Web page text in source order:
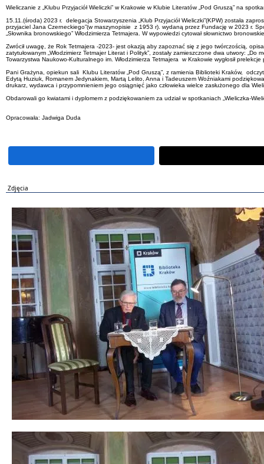
Wieliczanie z „Klubu Przyjaciół Wieliczki” w Krakowie w Klubie Literatów „Pod Gruszą” na
15.11.(środa) 2023 r. delegacja Stowarzyszenia „Klub Przyjaciół Wieliczki”(KPW) została
przyjaciel Jana Czerneckiego”(w maszynopisie z 1953 r). wydaną przez Fundację w 2023 r.
„Słownika bronowskiego” Włodzimierza Tetmajera. W wypowiedzi cytował słownictwo
Zwrócił uwagę, że Rok Tetmajera -2023- jest okazją aby zapoznać się z jego twórczością,
zatytułowanym „Włodzimierz Tetmajer Literat i Polityk”, zostały zamieszczone dwa utwory:
Towarzystwa Naukowo-Kulturalnego im. Włodzimierza Tetmajera w Krakowie wygłosił
Pani Grażyna, opiekun sali Klubu Literatów „Pod Gruszą”, z ramienia Biblioteki Kraków,
Edytą Huziuk, Romanem Jedynakiem, Martą Lelito, Anna i Tadeuszem Woźniakami
drukarz, wydawca i przypomnieniem jego osiągnięć jako człowieka wielce zasłużonego dla
Obdarowali go kwiatami i dyplomem z podziękowaniem za udział w spotkaniach „Wieliczka-
Opracowała: Jadwiga Duda
Zdjęcia